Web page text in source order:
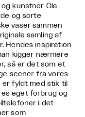
kunstner Ola
og sorte
vaser sammen
samling af
Hendes inspiration
kigger nærmere
så er det som et
scener fra vores
er fyldt med stik til
eget forbrug og
i det
som